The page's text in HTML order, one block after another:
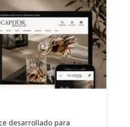
desarrollado para